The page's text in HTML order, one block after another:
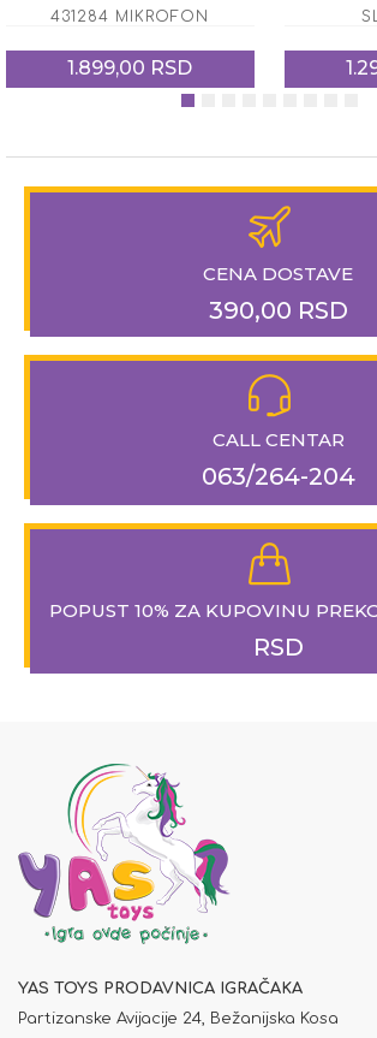
431284 MIKROFON
1.899,00 RSD
CENA DOSTAVE
390,00 RSD
CALL CENTAR
063/264-204
POPUST 10% ZA KUPOVINU
RSD
YAS TOYS PRODAVNICA IGRAČAKA
Partizanske Avijacije 24, Bežanijska Kosa